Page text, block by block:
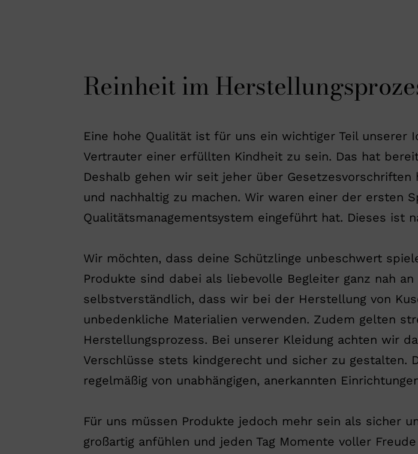
Reinheit im
Eine hohe Qualität ist für uns ein wichtiger Teil unserer
Vertrauter einer erfüllten Kindheit zu sein. Das hat
Deshalb gehen wir seit jeher über
und nachhaltig zu machen. Wir waren einer der ersten
Qualitätsmanagementsystem eingeführt hat. Dieses ist
Wir möchten, dass deine Schützlinge unbeschwert
Produkte sind dabei als liebevolle Begleiter ganz nah
selbstverständlich, dass wir bei der Herstellung von
unbedenkliche Materialien verwenden. Zudem gelten
Herstellungsprozess. Bei unserer Kleidung achten wir
Verschlüsse stets kindgerecht und sicher zu gestalten.
regelmäßig von unabhängigen, anerkannten
Für uns müssen Produkte jedoch mehr sein als sicher
großartig anfühlen und jeden Tag Momente voller